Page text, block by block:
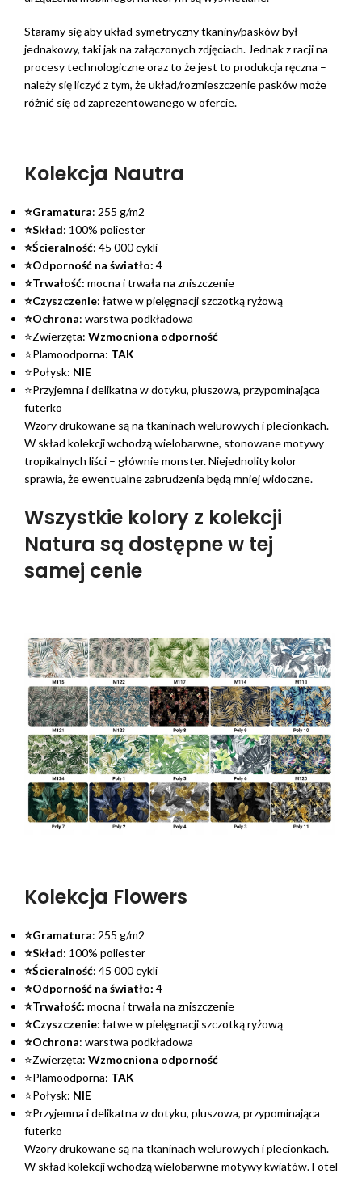
Staramy się aby układ symetryczny tkaniny/pasków był
jednakowy, taki jak na załączonych zdjęciach. Jednak z racji na
procesy technologiczne oraz to że jest to produkcja ręczna –
należy się liczyć z tym, że układ/rozmieszczenie pasków może
różnić się od zaprezentowanego w ofercie.
Kolekcja Nautra
⭐Gramatura: 255 g/m2
⭐Skład: 100% poliester
⭐Ścieralność: 45 000 cykli
⭐Odporność na światło: 4
⭐Trwałość: mocna i trwała na zniszczenie
⭐Czyszczenie: łatwe w pielęgnacji szczotką ryżową
⭐Ochrona: warstwa podkładowa
⭐Zwierzęta: Wzmocniona odporność
⭐Plamoodporna: TAK
⭐Połysk: NIE
⭐Przyjemna i delikatna w dotyku, pluszowa, przypominająca
futerko
Wzory drukowane są na tkaninach welurowych i plecionkach.
W skład kolekcji wchodzą wielobarwne, stonowane motywy
tropikalnych liści – głównie monster. Niejednolity kolor
sprawia, że ewentualne zabrudzenia będą mniej widoczne.
Wszystkie kolory z kolekcji
Natura są dostępne w tej
samej cenie
Kolekcja Flowers
⭐Gramatura: 255 g/m2
⭐Skład: 100% poliester
⭐Ścieralność: 45 000 cykli
⭐Odporność na światło: 4
⭐Trwałość: mocna i trwała na zniszczenie
⭐Czyszczenie: łatwe w pielęgnacji szczotką ryżową
⭐Ochrona: warstwa podkładowa
⭐Zwierzęta: Wzmocniona odporność
⭐Plamoodporna: TAK
⭐Połysk: NIE
⭐Przyjemna i delikatna w dotyku, pluszowa, przypominająca
futerko
Wzory drukowane są na tkaninach welurowych i plecionkach.
W skład kolekcji wchodzą wielobarwne motywy kwiatów. Fotel